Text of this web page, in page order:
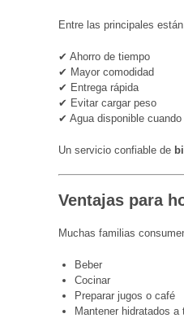
Entre las principales
✔ Ahorro de tiempo
✔ Mayor comodidad
✔ Entrega rápida
✔ Evitar cargar peso
✔ Agua disponible
Un servicio confiable de
Ventajas para
Muchas familias
Beber
Cocinar
Preparar jugos o café
Mantener hidratados